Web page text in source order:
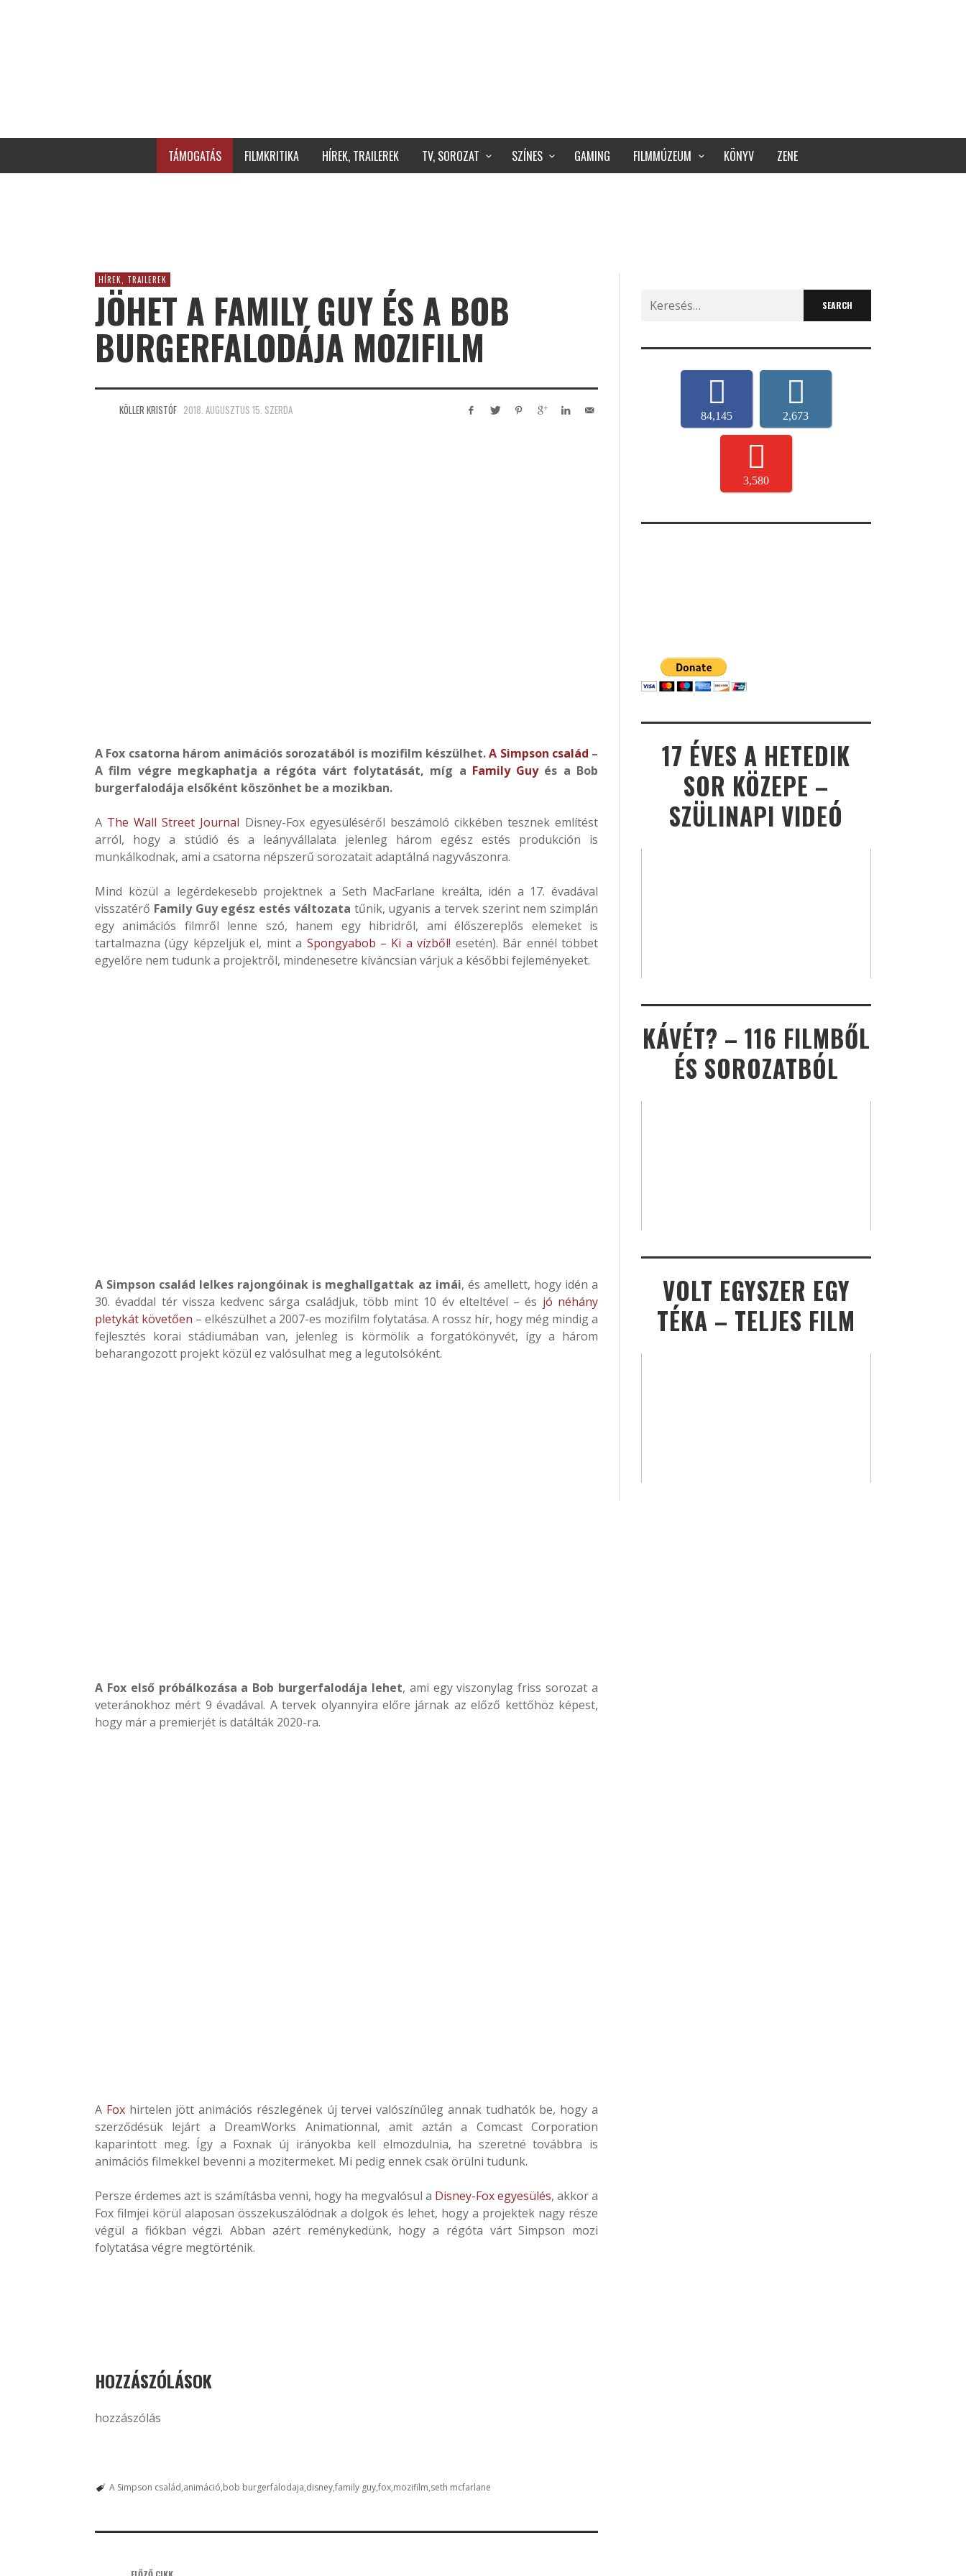
TÁMOGATÁS FILMKRITIKA HÍREK, TRAILEREK TV, SOROZAT SZÍNES GAMING FILMMÚZEUM KÖNYV ZENE
HÍREK, TRAILEREK
JÖHET A FAMILY GUY ÉS A BOB
BURGERFALODÁJA MOZIFILM
KÖLLER KRISTÓF 2018. AUGUSZTUS 15. SZERDA
A Fox csatorna három animációs sorozatából is mozifilm készülhet.A Simpson család –
A film végre megkaphatja a régóta várt folytatását, míg a Family Guyés a Bob
burgerfalodája elsőként köszönhet be a mozikban.
A The Wall Street Journal Disney-Fox egyesüléséről beszámoló cikkében tesznek említést
arról, hogy a stúdió és a leányvállalata jelenleg három egész estés produkción is
munkálkodnak, ami a csatorna népszerű sorozatait adaptálná nagyvászonra.
Mind közül a legérdekesebb projektnek a Seth MacFarlane kreálta, idén a 17. évadával
visszatérő Family Guy egész estés változata tűnik, ugyanis a tervek szerint nem szimplán
egy animációs filmről lenne szó, hanem egy hibridről, ami élőszereplős elemeket is
tartalmazna (úgy képzeljük el, mint a Spongyabob – Ki a vízből! esetén). Bár ennél többet
egyelőre nem tudunk a projektről, mindenesetre kíváncsian várjuk a későbbi fejleményeket.
A Simpson család lelkes rajongóinak is meghallgattak az imái, és amellett, hogy idén a
30. évaddal tér vissza kedvenc sárga családjuk, több mint 10 év elteltével – és jó néhány
pletykát követően – elkészülhet a 2007-es mozifilm folytatása. A rossz hír, hogy még mindig a
fejlesztés korai stádiumában van, jelenleg is körmölik a forgatókönyvét, így a három
beharangozott projekt közül ez valósulhat meg a legutolsóként.
A Fox első próbálkozása a Bob burgerfalodája lehet, ami egy viszonylag friss sorozat a
veteránokhoz mért 9 évadával. A tervek olyannyira előre járnak az előző kettőhöz képest,
hogy már a premierjét is datálták 2020-ra.
A Foxhirtelen jött animációs részlegének új tervei valószínűleg annak tudhatók be, hogy a
szerződésük lejárt a DreamWorks Animationnal, amit aztán a Comcast Corporation
kaparintott meg. Így a Foxnak új irányokba kell elmozdulnia, ha szeretné továbbra is
animációs filmekkel bevenni a mozitermeket. Mi pedig ennek csak örülni tudunk.
Persze érdemes azt is számításba venni, hogy ha megvalósul a Disney-Fox egyesülés, akkor a
Fox filmjei körül alaposan összekuszálódnak a dolgok és lehet, hogy a projektek nagy része
végül a fiókban végzi. Abban azért reménykedünk, hogy a régóta várt Simpson mozi
folytatása végre megtörténik.
HOZZÁSZÓLÁSOK
hozzászólás
A Simpson család animáció bob burgerfalodaja disneyfamily guyfox mozifilm seth mcfarlane
Search
for:
84,145 2,673
3,580
17 ÉVES A HETEDIK
SOR KÖZEPE –
SZÜLINAPI VIDEÓ
KÁVÉT? – 116 FILMBŐL
ÉS SOROZATBÓL
VOLT EGYSZER EGY
TÉKA – TELJES FILM